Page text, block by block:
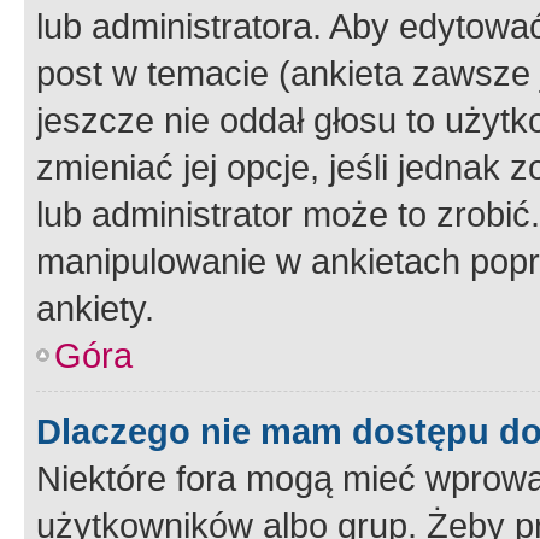
lub administratora. Aby
post w temacie (ankieta
jeszcze nie oddał głosu to
zmieniać jej opcje, jeśli jednak
lub administrator może to
manipulowanie w ankietach
ankiety.
Góra
Dlaczego nie mam dostępu
Niektóre fora mogą mieć
użytkowników albo grup. Żeby